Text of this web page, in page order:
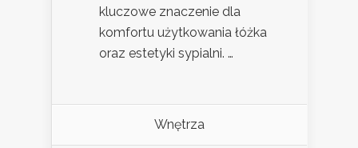
kluczowe znaczenie dla
komfortu użytkowania łóżka
oraz estetyki sypialni. …
Wnętrza